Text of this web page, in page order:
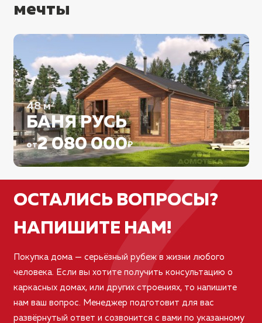
мечты
48м²
БАНЯ РУСЬ
от2 080 000₽
ОСТАЛИСЬ ВОПРОСЫ?
НАПИШИТЕ НАМ!
Покупка дома — серьёзный рубеж в жизни любого
человека. Если вы хотите получить консультацию о
каркасных домах, или других строениях, то напишите
нам ваш вопрос. Менеджер подготовит для вас
развёрнутый ответ и созвонится с вами по указанному